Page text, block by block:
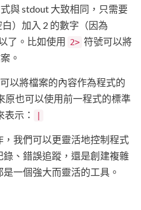
與 stdout 大致相同，只需要
）加入 2 的數字（因為
了。比如使用
2> 符號可以將
。
以將檔案的內容作為程式的
原也可以使用前一程式的標準
示：
我們可以更靈活地控制程式
、錯誤追蹤，還是創建複雜
一個強大而靈活的工具。